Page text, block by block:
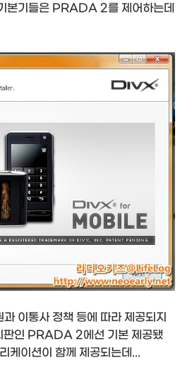
본기들은 PRADA 2를 제어하는데
이통사 정책 등에 따라 제공되지
판인 PRADA 2에선 기본 제공됐
케이션이 함께 제공되는데...